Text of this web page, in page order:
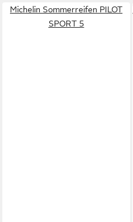
Michelin Sommerreifen PILOT
SPORT 5